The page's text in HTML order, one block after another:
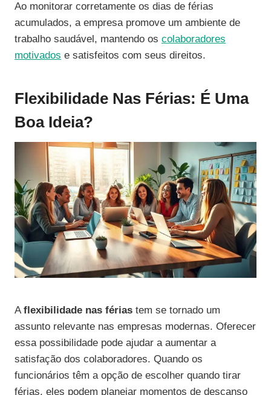
Ao monitorar corretamente os dias de férias
acumulados, a empresa promove um ambiente de
trabalho saudável, mantendo os colaboradores
motivados e satisfeitos com seus direitos.
Flexibilidade Nas Férias: É Uma
Boa Ideia?
Aflexibilidade nas férias tem se tornado um
assunto relevante nas empresas modernas. Oferecer
essa possibilidade pode ajudar a aumentar a
satisfação dos colaboradores. Quando os
funcionários têm a opção de escolher quando tirar
férias, eles podem planejar momentos de descanso